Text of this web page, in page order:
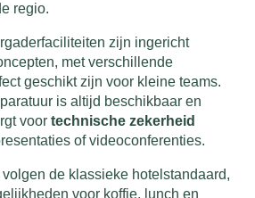
regio.
zijn ingericht
met verschillende
geschikt zijn voor kleine teams.
is altijd beschikbaar en
voor technische zekerheid
of videoconferenties.
de klassieke hotelstandaard,
voor koffie, lunch en